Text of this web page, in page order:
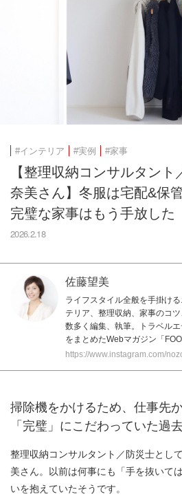
#インテリア #実例 #家事
【整理収納コンサルタン
奈美さん】冬服は宅配&保
完璧な家事はもう手放した
2026.2.18
佐藤望美
ライフスタイル全般を手掛け
テリア、整理収納、家事のコ
数多く編集、執筆。トラベル
をまとめたWebマガジン 「
https://www.instagram.com/
掃除機をかけるため、仕事先
「完璧」にこだわっていた過
整理収納コンサルタント／防災士とし
美さん。以前は何事にも「手を抜いて
いを抱えていたそうです。